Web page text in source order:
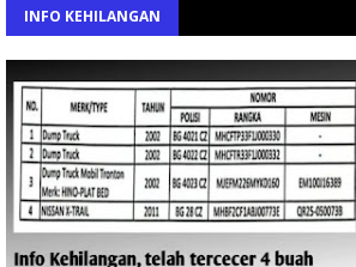
INFO KEHILANGAN